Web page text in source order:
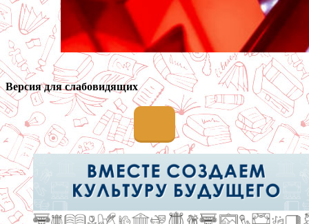
Версия для слабовидящих